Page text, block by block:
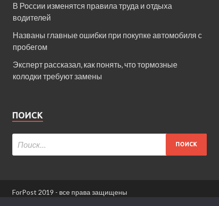
В России изменятся правила труда и отдыха
водителей
Названы главные ошибки при покупке автомобиля с
пробегом
Эксперт рассказал, как понять, что тормозные
колодки требуют замены
ПОИСК
ForPost 2019 - все права защищены